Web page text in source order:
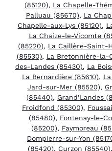
(85120), La Chapelle-
Palluau (85670), La
Chapelle-aux-Lys (85120),
La Chaize-le-Vicomte
(85220), La Caillère-Saint-
(85530), La Bretonnière-la-
des-Landes (85430), La
La Bernardière (85610),
Jard-sur-Mer (85520),
(85440), Grand’Landes
Froidfond (85300),
(85480), Fontenay-le-
(85200), Faymoreau
Dompierre-sur-Yon
(85420), Curzon (85540),